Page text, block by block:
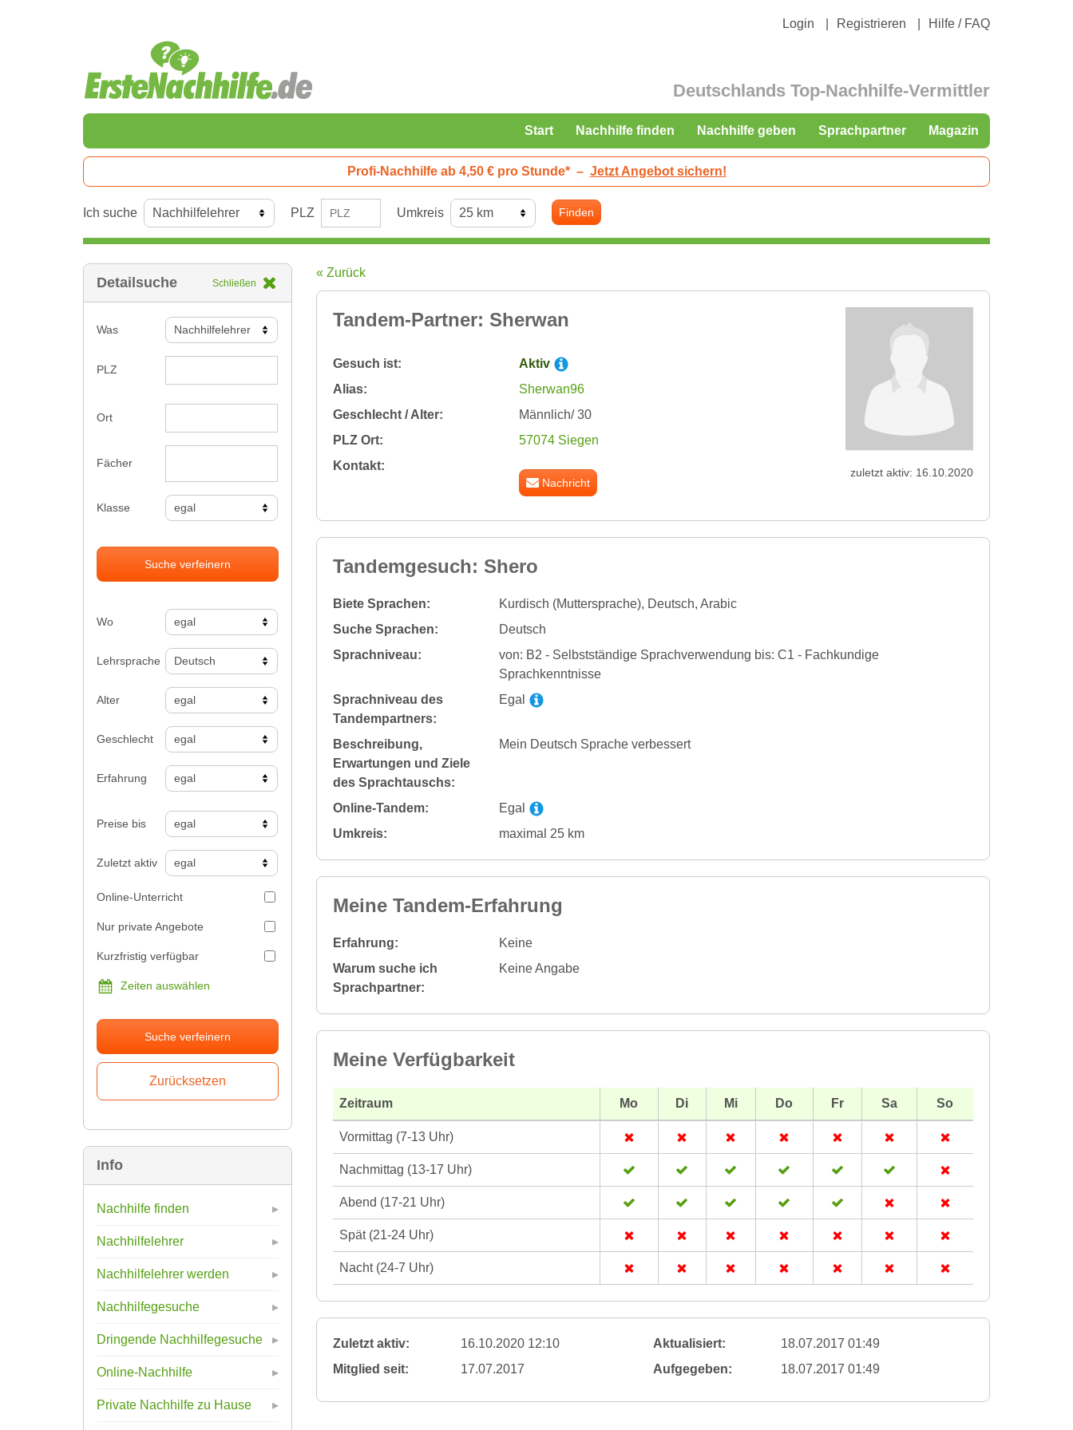
Login Registrieren Hilfe / FAQ
Deutschlands Top-Nachhilfe-Vermittler
Start Nachhilfe finden Nachhilfe geben Sprachpartner Magazin
Profi-Nachhilfe ab 4,50 € pro Stunde* – Jetzt Angebot sichern!
Ich suche PLZ Umkreis Finden
Detailsuche Schließen
Was
PLZ
Ort
Fächer
Klasse
Suche verfeinern
Wo
Lehrsprache
Alter
Geschlecht
Erfahrung
Preise bis
Zuletzt aktiv
Online-Unterricht
Nur private Angebote
Kurzfristig verfügbar
Zeiten auswählen
Suche verfeinern
Info
Nachhilfe finden
Nachhilfelehrer
Nachhilfelehrer werden
Nachhilfegesuche
Dringende Nachhilfegesuche
Online-Nachhilfe
Private Nachhilfe zu Hause
« Zurück
Tandem-Partner: Sherwan
Gesuch ist:
Aktiv
Alias:
Sherwan96
Geschlecht / Alter:
Männlich/ 30
PLZ Ort:
57074 Siegen
Kontakt:
Nachricht
zuletzt aktiv: 16.10.2020
Tandemgesuch: Shero
Biete Sprachen:
Kurdisch (Muttersprache), Deutsch, Arabic
Suche Sprachen:
Deutsch
Sprachniveau:
von: B2 - Selbstständige Sprachverwendung bis: C1 - Fachkundige
Sprachkenntnisse
Sprachniveau des
Tandempartners:
Egal
Beschreibung,
Erwartungen und Ziele
des Sprachtauschs:
Mein Deutsch Sprache verbessert
Online-Tandem:
Egal
Umkreis:
maximal 25 km
Meine Tandem-Erfahrung
Erfahrung:
Keine
Warum suche ich
Sprachpartner:
Keine Angabe
Meine Verfügbarkeit
Zeitraum Mo Di Mi Do Fr Sa So
Vormittag (7-13 Uhr)
Nachmittag (13-17 Uhr)
Abend (17-21 Uhr)
Spät (21-24 Uhr)
Nacht (24-7 Uhr)
Zuletzt aktiv: 16.10.2020 12:10 Aktualisiert:
18.07.2017 01:49
Mitglied seit:
17.07.2017 Aufgegeben: 18.07.2017 01:49